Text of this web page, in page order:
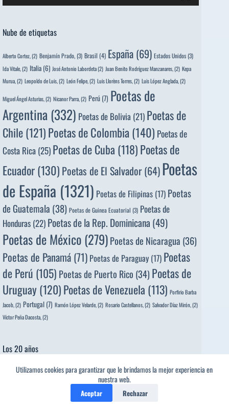
Utilizamos cookies para garantizar que le brindamos la mejor experiencia en
nuestra web.
Aceptar Rechazar
Nube de etiquetas
Alberto Cortez,(2) Benjamín Prado,(3) Brasil (4) España (69) Estados Unidos(3)
Ida Vitale,(2) Italia (6) José Antonio Labordeta(2) Juan Benito Rodríguez Manzanares,(2) Kepa
Murua,(2) Leopoldo de Luis,(2) León Felipe,(2) Luis Llorèns Torres,(2) Luis López Anglada,(2)
Miguel Ángel Asturias,(2) Nicanor Parra,(2) Perú (7) Poetas de
Argentina (332) Poetas de Bolivia (21) Poetas de
Chile(121)Poetas de Colombia(140) Poetas de
Costa Rica(25)Poetas de Cuba (118)Poetas de
Ecuador(130) Poetas de El Salvador(64)Poetas
de España (1321) Poetas de Filipinas (17) Poetas
de Guatemala (38) Poetas de Guinea Ecuatorial (3) Poetas de
Honduras (22) Poetas de la Rep. Dominicana (49)
Poetas de México(279)Poetas de Nicaragua (36)
Poetas de Panamá (71) Poetas de Paraguay (17) Poetas
de Perú (105) Poetas de Puerto Rico (34) Poetas de
Uruguay(120)Poetas de Venezuela (113) Porfirio Barba
Jacob,(2) Portugal (7) Ramón López Velarde,(2) Rosario Castellanos,(2) Salvador Díaz Mirón,(2)
Víctor Peña Dacosta,(2)
Los 20 años
Reproductor